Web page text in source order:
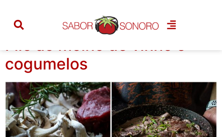
Tag: filet
Filé ao molho de vinho e
cogumelos